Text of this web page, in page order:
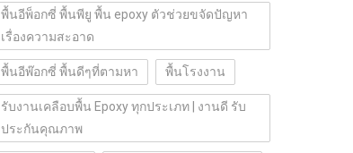
พื้นอีพ็อกซี่ พื้นพียู พื้น epoxy ตัวช่วยขจัดปัญหา
เรื่องความสะอาด
พื้นอีพ๊อกซี่ พื้นดีๆที่ตามหา พื้นโรงงาน
รับงานเคลือบพื้น Epoxy ทุกประเภท | งานดี รับ
ประกันคุณภาพ